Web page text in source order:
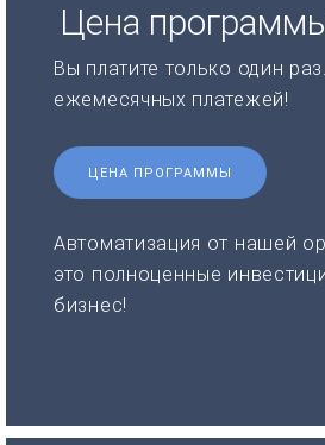
Цена
Вы платите только один
ежемесячных платежей!
ЦЕНА ПРОГРАММЫ
Автоматизация от нашей
это полноценные
бизнес!